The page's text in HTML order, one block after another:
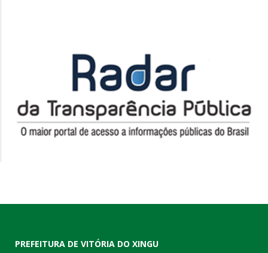
PREFEITURA DE VITÓRIA DO XINGU